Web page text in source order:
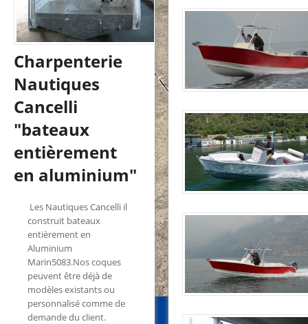
Charpenterie
Nautiques
Cancelli
"bateaux
entièrement
en aluminium"
Les Nautiques Cancelli il
construit bateaux
entièrement en
Aluminium
Marin5083.Nos coques
peuvent être déjà de
modèles existants ou
personnalisé comme de
demande du client.